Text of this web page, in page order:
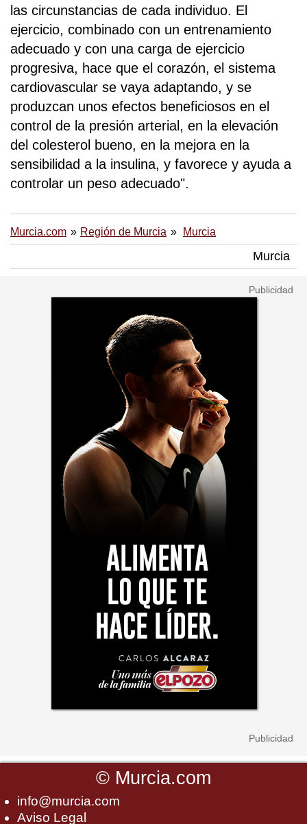
las circunstancias de cada individuo. El
ejercicio, combinado con un entrenamiento
adecuado y con una carga de ejercicio
progresiva, hace que el corazón, el sistema
cardiovascular se vaya adaptando, y se
produzcan unos efectos beneficiosos en el
control de la presión arterial, en la elevación
del colesterol bueno, en la mejora en la
sensibilidad a la insulina, y favorece y ayuda a
controlar un peso adecuado".
Murcia.com Región de Murcia Murcia
Murcia
© Murcia.com
info@murcia.com
Aviso Legal